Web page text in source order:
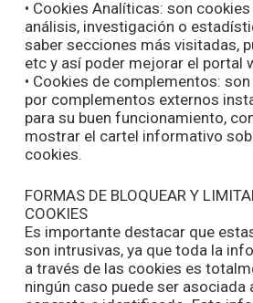
• Cookies Analíticas: son
análisis, investigación o
saber secciones más visitadas,
etc y así poder mejorar el portal
• Cookies de complementos:
por complementos externos
para su buen funcionamiento,
mostrar el cartel informativo
cookies.
FORMAS DE BLOQUEAR Y
COOKIES
Es importante destacar que
son intrusivas, ya que toda la
a través de las cookies es
ningún caso puede ser asociada